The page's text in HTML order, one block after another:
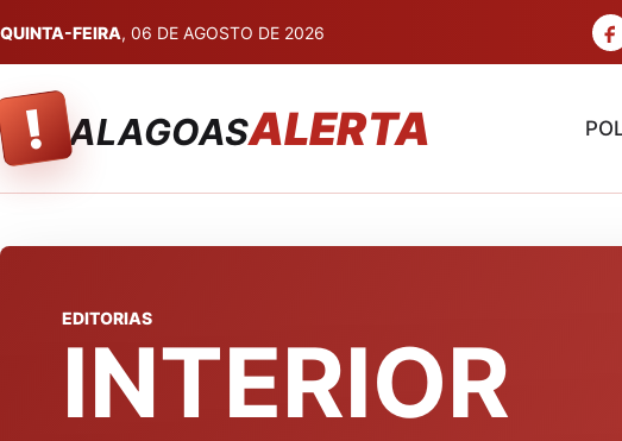
QUINTA-FEIRA, 06 DE AGOSTO DE 2026
! ALAGOASALERTA
EDITORIAS
INTERIOR